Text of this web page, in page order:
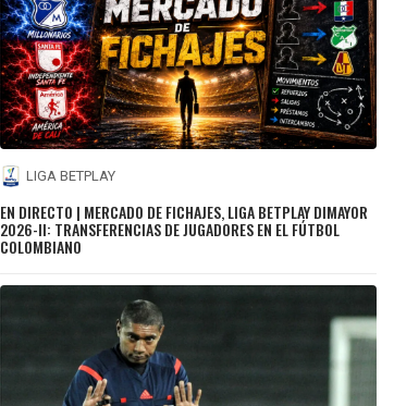
LIGA BETPLAY
EN DIRECTO | MERCADO DE FICHAJES, LIGA BETPLAY DIMAYOR
2026-II: TRANSFERENCIAS DE JUGADORES EN EL FÚTBOL
COLOMBIANO